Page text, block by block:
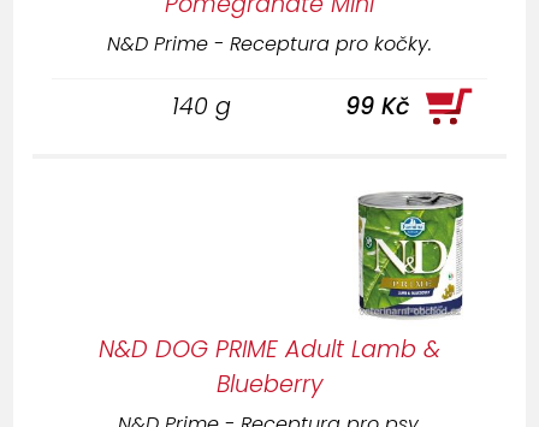
N&D Prime - Receptura pro kočky.
140 g 99 Kč
N&D DOG PRIME Adult Lamb &
Blueberry